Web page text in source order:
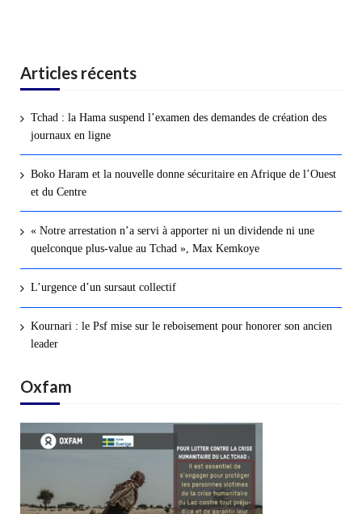
Articles récents
Tchad : la Hama suspend l’examen des demandes de création des
journaux en ligne
Boko Haram et la nouvelle donne sécuritaire en Afrique de l’Ouest
et du Centre
« Notre arrestation n’a servi à apporter ni un dividende ni une
quelconque plus-value au Tchad », Max Kemkoye
L’urgence d’un sursaut collectif
Kournari : le Psf mise sur le reboisement pour honorer son ancien
leader
Oxfam